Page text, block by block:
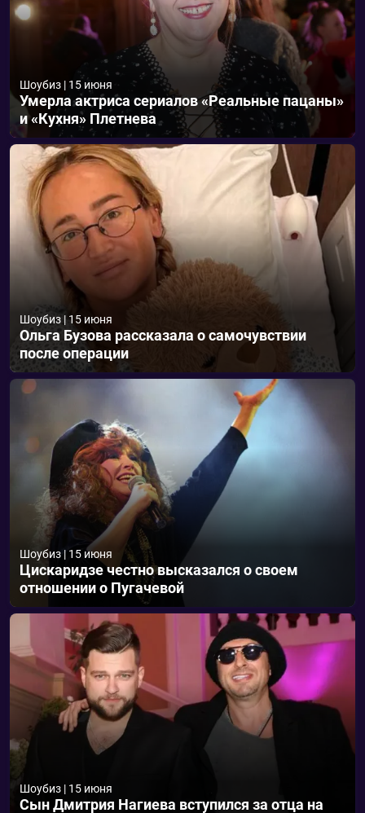
Шоубиз | 15 июня
Умерла актриса сериалов «Реальные пацаны»
и «Кухня» Плетнева
Шоубиз |15 июня
Ольга Бузова рассказала о самочувствии
после операции
Шоубиз | 15 июня
Цискаридзе честно высказался о своем
отношении о Пугачевой
Шоубиз | 15 июня
Сын Дмитрия Нагиева вступился за отца на